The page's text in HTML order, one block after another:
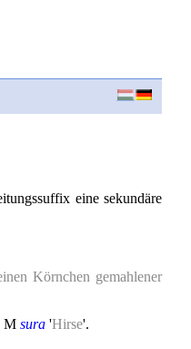
eine sekundäre
Körnchen gemahlener
M sura 'Hirse'.